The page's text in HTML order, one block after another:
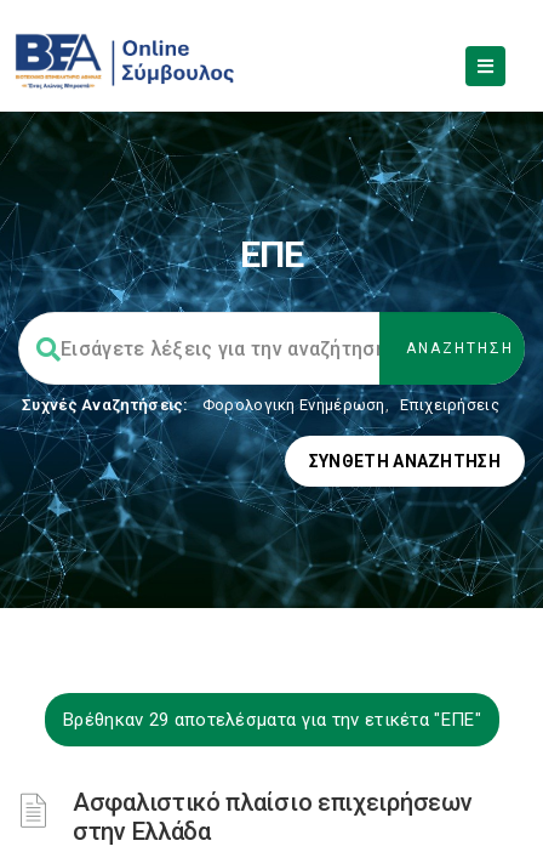
ΕΠΕ
Συχνές Αναζητήσεις: Φορολογικη Ενημέρωση, Επιχειρήσεις
ΣΎΝΘΕΤΗ ΑΝΑΖΉΤΗΣΗ
Βρέθηκαν 29 αποτελέσματα για την ετικέτα "ΕΠΕ"
Ασφαλιστικό πλαίσιο επιχειρήσεων
στην Ελλάδα